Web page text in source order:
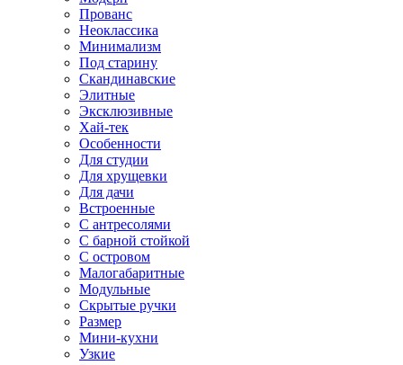
Прованс
Неоклассика
Минимализм
Под старину
Скандинавские
Элитные
Эксклюзивные
Хай-тек
Особенности
Для студии
Для хрущевки
Для дачи
Встроенные
С антресолями
С барной стойкой
С островом
Малогабаритные
Модульные
Скрытые ручки
Размер
Мини-кухни
Узкие